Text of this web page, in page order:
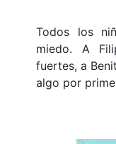
Todos los
miedo. A
fuertes, a
algo por